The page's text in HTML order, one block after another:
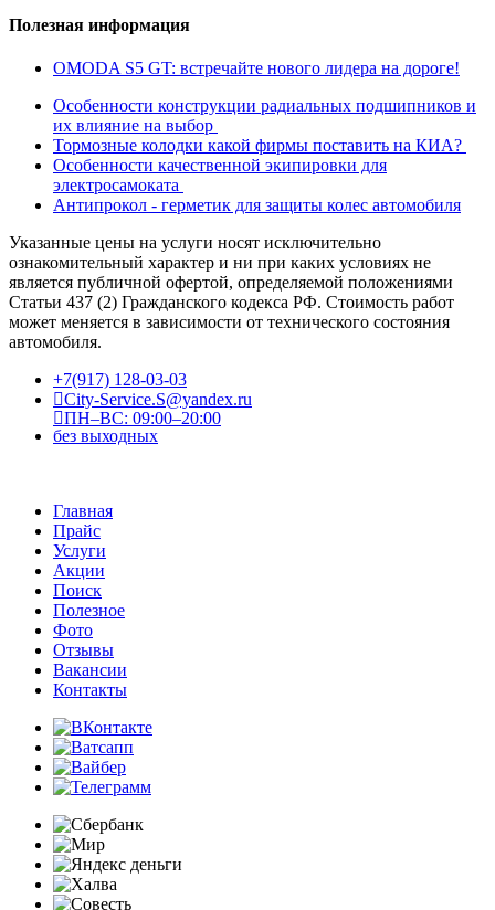
Полезная информация
OMODA S5 GT: встречайте нового лидера на дороге!
Особенности конструкции радиальных подшипников и
их влияние на выбор
Тормозные колодки какой фирмы поставить на КИА?
Особенности качественной экипировки для
электросамоката
Антипрокол - герметик для защиты колес автомобиля
Указанные цены на услуги носят исключительно
ознакомительный характер и ни при каких условиях не
является публичной офертой, определяемой положениями
Статьи 437 (2) Гражданского кодекса РФ. Стоимость работ
может меняется в зависимости от технического состояния
автомобиля.
+7(917) 128-03-03
City-Service.S@yandex.ru
ПН–ВС: 09:00–20:00
без выходных
Главная
Прайс
Услуги
Акции
Поиск
Полезное
Фото
Отзывы
Вакансии
Контакты